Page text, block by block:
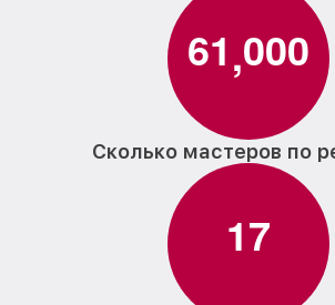
61,000
Сколько мастеров по
17